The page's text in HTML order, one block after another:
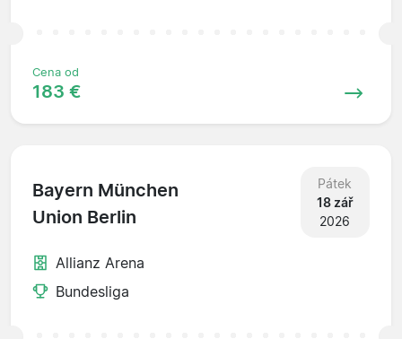
Cena od
183 €
Bayern München
Union Berlin
Pátek
18 zář
2026
Allianz Arena
Bundesliga